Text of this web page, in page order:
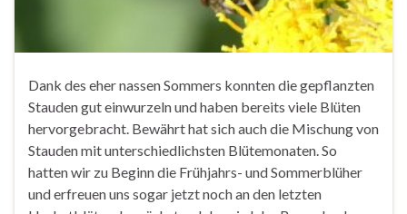
Dank des eher nassen Sommers konnten die gepflanzten
Stauden gut einwurzeln und haben bereits viele Blüten
hervorgebracht. Bewährt hat sich auch die Mischung von
Stauden mit unterschiedlichsten Blütemonaten. So
hatten wir zu Beginn die Frühjahrs- und Sommerblüher
und erfreuen uns sogar jetzt noch an den letzten